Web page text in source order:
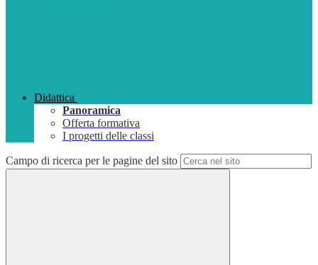
Didattica
Panoramica
Offerta formativa
I progetti delle classi
Campo di ricerca per le pagine del sito